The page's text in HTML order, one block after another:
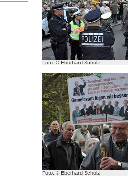
Foto: © Eberhard Scholz
Foto: © Eberhard Scholz